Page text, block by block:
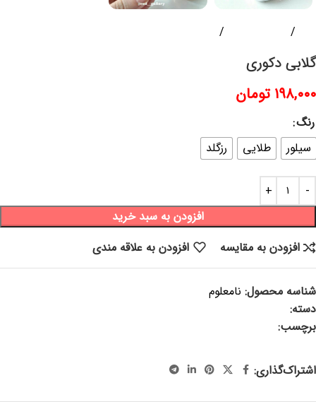
گلابی دکوری
۱۹۸,۰۰۰ تومان
رنگ
سیلور
طلایی رزگلد
افزودن به سبد خرید
افزودن به مقایسه
افزودن به علاقه مندی
شناسه محصول: نامعلوم
دسته:
برچسب:
اشتراک‌گذاری: